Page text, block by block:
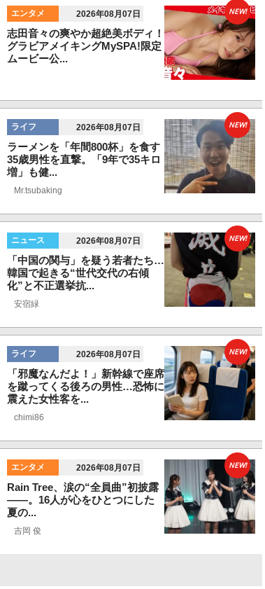
エンタメ 2026年08月07日
志田音々の爽やか超絶美ボディ！
グラビアメイキングMySPA!限定
ムービー公...
NEW!
ライフ 2026年08月07日
ラーメンを「年間800杯」を食す
35歳男性を直撃。「9年で35キロ
増」も健...
Mr.tsubaking
NEW!
ニュース 2026年08月07日
「中国の関与」を疑う若者たち…
韓国で起きる“世代交代の右傾
化”と不正選挙抗...
安宿緑
NEW!
ライフ 2026年08月07日
「邪魔なんだよ！」新幹線で座席
を蹴ってくる後ろの男性…恐怖に
震えた女性客を...
chimi86
NEW!
エンタメ 2026年08月07日
Rain Tree、涙の“全員曲”初披露
――。16人が心をひとつにした
夏の...
吉岡 俊
NEW!